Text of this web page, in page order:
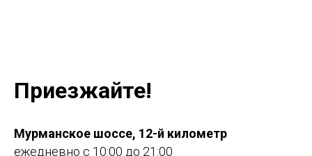
Приезжайте!
Мурманское шоссе, 12-й километр
ежедневно с 10:00 до 21:00